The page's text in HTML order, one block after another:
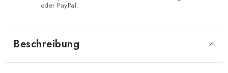
oder PayPal.
Beschreibung